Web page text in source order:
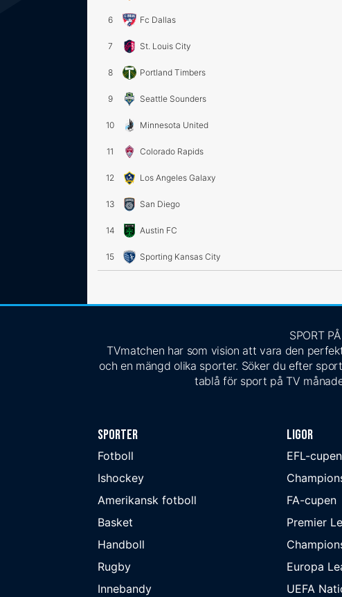
6 Fc Dallas
7 St. Louis City
8 Portland Timbers
9 Seattle Sounders
10 Minnesota United
11 Colorado Rapids
12 Los Angeles Galaxy
13 San Diego
14 Austin FC
15 Sporting Kansas City
SPORT
TVmatchen har som vision att vara den
och en mängd olika sporter. Söker du efter
tablå för sport på TV
Sporter
Fotboll
Ishockey
Amerikansk fotboll
Basket
Handboll
Rugby
Innebandy
Ligor
EFL-cupen
FA-cupen
Premier
Europa
UEFA